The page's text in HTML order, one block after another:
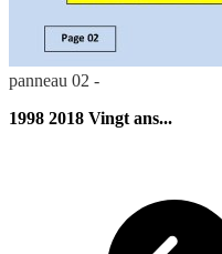
panneau 02 -
1998 2018 Vingt ans...